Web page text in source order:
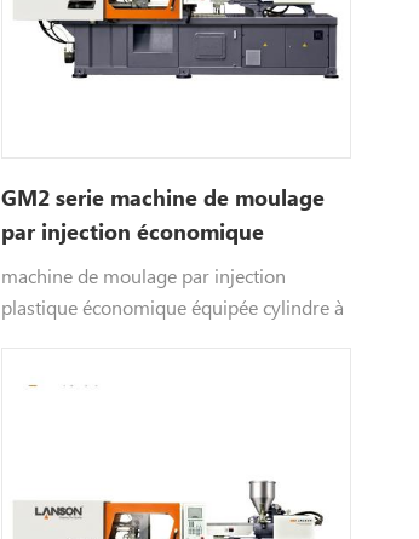
GM2 serie machine de moulage
par injection économique
machine de moulage par injection
plastique économique équipée cylindre à